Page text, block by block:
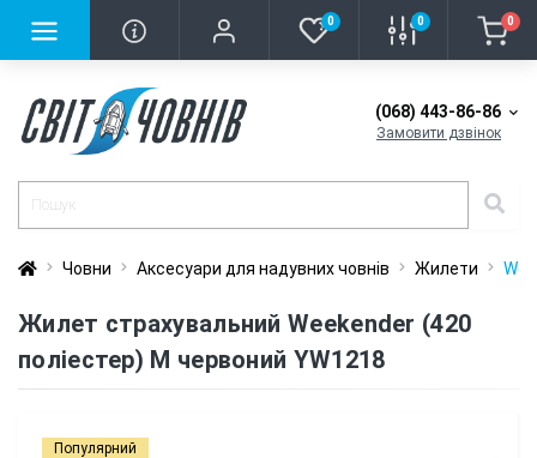
0 0 0
(068) 443-86-86
Замовити дзвінок
Човни Аксесуари для надувних човнів Жилети
Жилет страхувальний Weekender (420
поліестер) M червоний YW1218
Популярний